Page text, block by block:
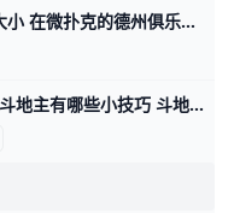
微扑克德州俱乐部约局的大小 在微扑克的德州俱乐部中，约局的大小通常取决于多个因素，包括玩家的资金实力、俱乐部的规则以及所选择的游戏类型。以下是一些关于微扑克德州俱乐部约
扑克牌斗地主怎么玩 玩斗地主有哪些小技巧 斗地主游戏玩法指南 扑克牌斗地主是一种三人玩的争先型牌类游戏，每局牌有一个玩家是“地主”，独自对抗另两个组成同盟的玩家。斗地主玩法比较简单，发牌时，庄家先从牌堆